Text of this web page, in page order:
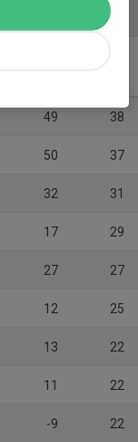
49 38
50 37
32 31
17 29
27 27
12 25
13 22
11 22
-9 22